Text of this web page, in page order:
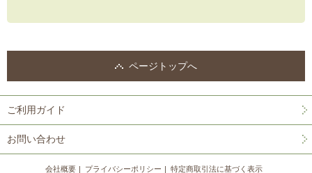
ページトップへ
ご利用ガイド
お問い合わせ
会社概要 プライバシーポリシー 特定商取引法に基づく表示